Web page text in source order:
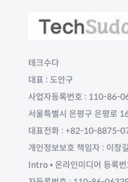
테크수다
대표 : 도안구
사업자등록번호 : 110-86-
서울특별시 은평구 은평로
대표전화 : +82-10-8875-
개인정보보호 책임자 : 이창길
Intro • 온라인미디어 등록